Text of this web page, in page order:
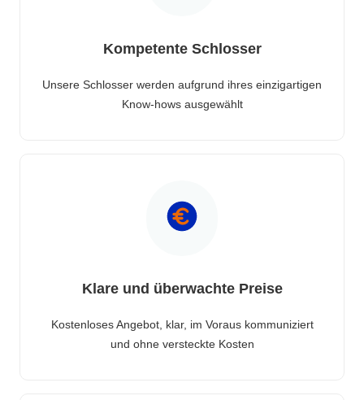
Kompetente Schlosser
Unsere Schlosser werden aufgrund ihres einzigartigen
Know-hows ausgewählt
Klare und überwachte Preise
Kostenloses Angebot, klar, im Voraus kommuniziert
und ohne versteckte Kosten